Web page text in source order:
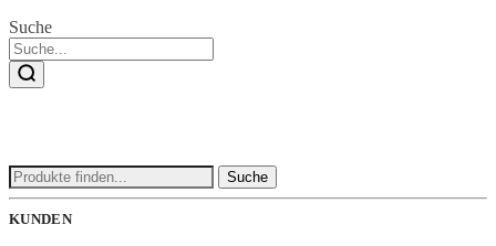
Suche
Suche
nach:
Suche
KUNDEN